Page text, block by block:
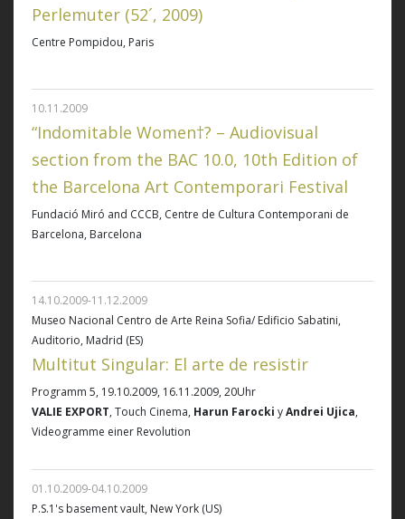
Perlemuter (52´, 2009)
Centre Pompidou, Paris
10.11.2009
“Indomitable Women†? – Audiovisual
section from the BAC 10.0, 10th Edition of
the Barcelona Art Contemporari Festival
Fundació Miró and CCCB, Centre de Cultura Contemporani de
Barcelona, Barcelona
14.10.2009-11.12.2009
Museo Nacional Centro de Arte Reina Sofia/ Edificio Sabatini,
Auditorio, Madrid (ES)
Multitut Singular: El arte de resistir
Programm 5, 19.10.2009, 16.11.2009, 20Uhr
VALIE EXPORT, Touch Cinema, Harun Farocki yAndrei Ujica,
Videogramme einer Revolution
01.10.2009-04.10.2009
P.S.1's basement vault, New York (US)